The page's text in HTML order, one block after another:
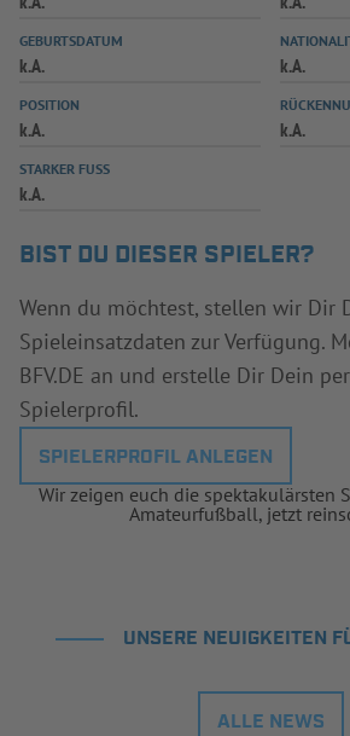
GEBURTSDATUM
k.A. k.A.
POSITION
k.A. k.A.
STARKER FUSS
k.A.
BIST DU DIESER SPIELER?
Wenn du möchtest, stellen wir Dir
Spieleinsatzdaten zur Verfügung.
BFV.DE an und erstelle Dir Dein
Spielerprofil.
SPIELERPROFIL ANLEGEN
Wir zeigen euch die spektakulärsten
Amateurfußball, jetzt
UNSERE NEUIGKEITEN
ALLE NEWS